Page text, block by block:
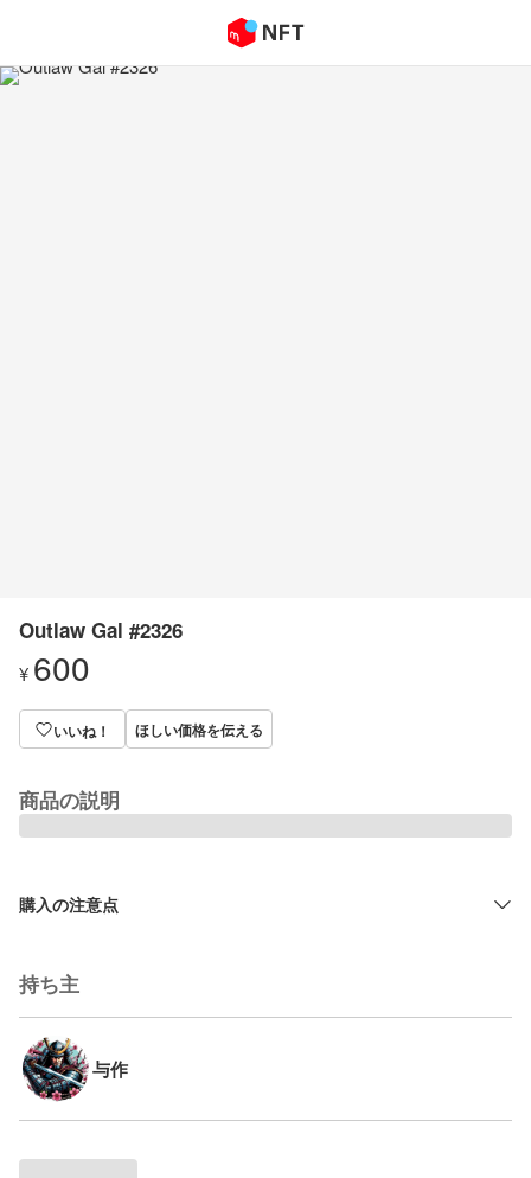
Outlaw Gal #2326
¥ 600
いいね！ ほしい価格を伝える
商品の説明
購入の注意点
持ち主
与作